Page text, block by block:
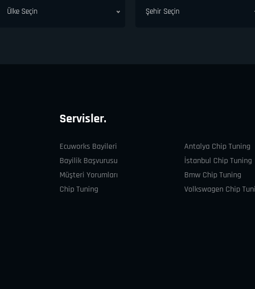
Ülke Seçin Şehir Seçin
Servisler.
Ecuworks Bayileri
Bayilik Başvurusu
Müşteri Yorumları
Chip Tuning
Antalya Chip Tuning
İstanbul Chip Tuning
Bmw Chip Tuning
Volkswagen Chip